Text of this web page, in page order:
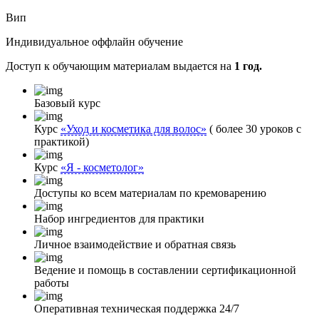
Вип
Индивидуальное оффлайн обучение
Доступ к обучающим материалам выдается на 1 год.
Базовый курс
Курс «Уход и косметика для волос» ( более 30 уроков с
практикой)
Курс «Я - косметолог»
Доступы ко всем материалам по кремоварению
Набор ингредиентов для практики
Личное взаимодействие и обратная связь
Ведение и помощь в составлении сертификационной
работы
Оперативная техническая поддержка 24/7